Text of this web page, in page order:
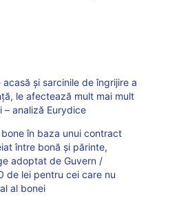
și sarcinile de îngrijire a
le afectează mult mai mult
analiză Eurydice
în baza unui contract
între bonă și părinte,
adoptat de Guvern /
de lei pentru cei care nu
al bonei